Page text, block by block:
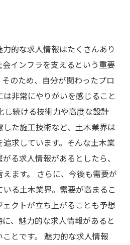
的な求人情報はたくさんあり
インフラを支えるという重要
のため、自分が関わったプロ
非常にやりがいを感じること
し続ける技術力や高度な設計
た施工技術など、土木業界は
求しています。そんな土木業
る求人情報があるとしたら、
ます。 さらに、今後も需要が
る土木業界。需要が高まるこ
クトが立ち上がることも予想
、魅力的な求人情報があると
とです。 魅力的な求人情報